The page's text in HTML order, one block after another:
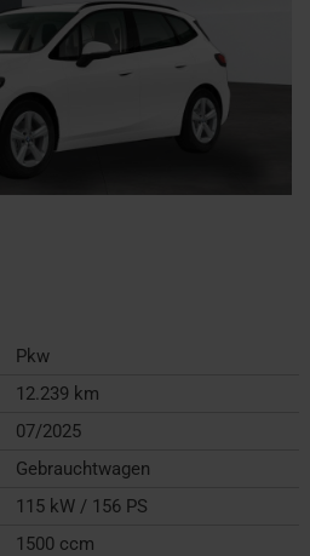
Pkw
12.239 km
07/2025
Gebrauchtwagen
115 kW / 156 PS
1500 ccm